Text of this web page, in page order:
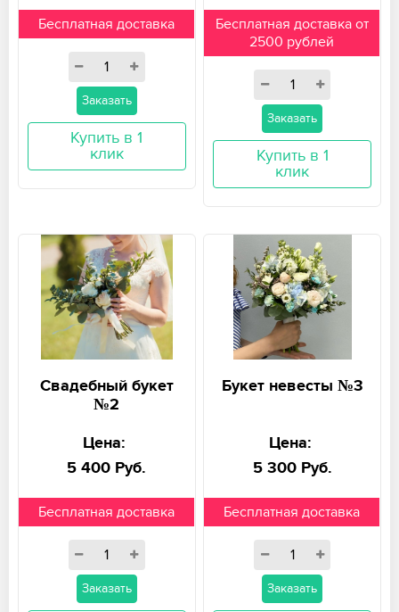
Бесплатная доставка
Заказать
Купить в 1
клик
Бесплатная доставка от
2500 рублей
Заказать
Купить в 1
клик
Свадебный букет
№2
Цена:
5 400 Руб.
Бесплатная доставка
Заказать
Букет невесты №3
Цена:
5 300 Руб.
Бесплатная доставка
Заказать